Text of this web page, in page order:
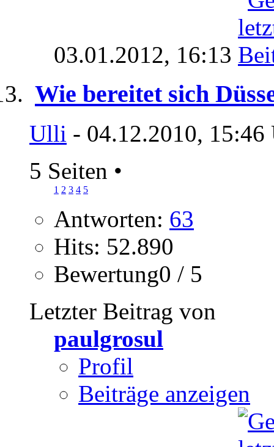
03.01.2012, 16:13
Wie bereitet sich
Ulli - 04.12.2010, 15:46
5 Seiten •
1 2 3 4 5
Antworten: 63
Hits: 52.890
Bewertung0 / 5
Letzter Beitrag von
paulgrosul
Profil
Beiträge anzeigen